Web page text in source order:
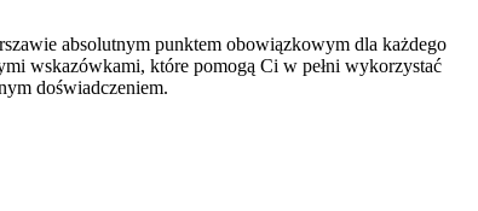
absolutnym punktem obowiązkowym dla każdego
wskazówkami, które pomogą Ci w pełni wykorzystać
doświadczeniem.